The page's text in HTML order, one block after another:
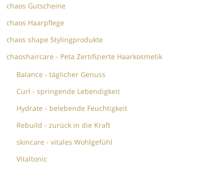
chaos Gutscheine
chaos Haarpflege
chaos shape Stylingprodukte
chaoshaircare - Peta Zertifizierte Haarkosmetik
Balance - täglicher Genuss
Curl - springende Lebendigkeit
Hydrate - belebende Feuchtigkeit
Rebuild - zurück in die Kraft
skincare - vitales Wohlgefühl
Vitaltonic